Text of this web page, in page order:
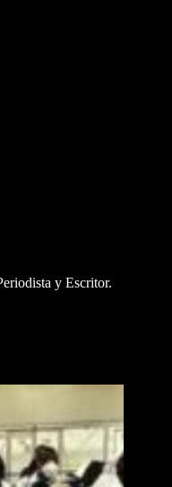
y Escritor.